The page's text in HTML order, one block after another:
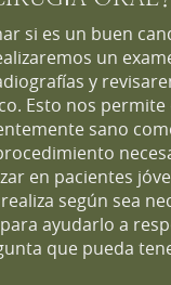
si es un buen
un
y
Esto nos
sano
en pacientes
según sea
ayudarlo a
que pueda